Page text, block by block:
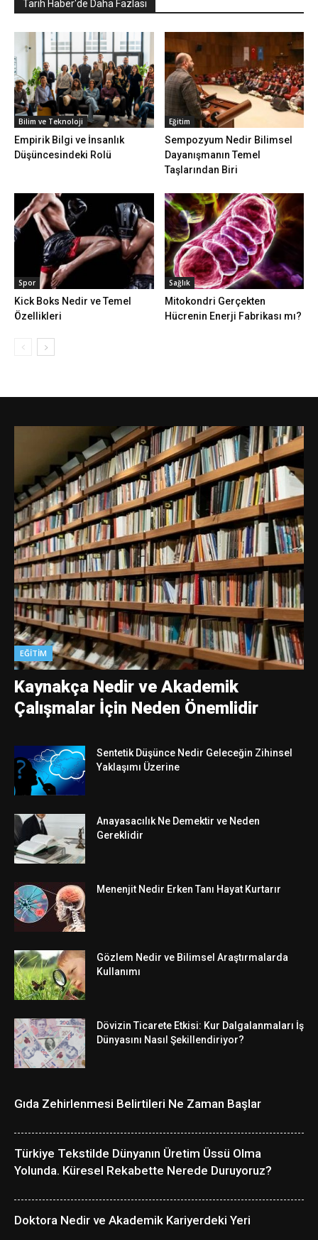
Tarih Haber'de Daha Fazlası
Bilim ve Teknoloji
Empirik Bilgi ve İnsanlık
Düşüncesindeki Rolü
Eğitim
Sempozyum Nedir Bilimsel
Dayanışmanın Temel
Taşlarından Biri
Spor
Kick Boks Nedir ve Temel
Özellikleri
Sağlık
Mitokondri Gerçekten
Hücrenin Enerji Fabrikası mı?
EĞITIM
Kaynakça Nedir ve Akademik
Çalışmalar İçin Neden Önemlidir
Sentetik Düşünce Nedir Geleceğin Zihinsel
Yaklaşımı Üzerine
Anayasacılık Ne Demektir ve Neden
Gereklidir
Menenjit Nedir Erken Tanı Hayat Kurtarır
Gözlem Nedir ve Bilimsel Araştırmalarda
Kullanımı
Dövizin Ticarete Etkisi: Kur Dalgalanmaları İş
Dünyasını Nasıl Şekillendiriyor?
Gıda Zehirlenmesi Belirtileri Ne Zaman Başlar
Türkiye Tekstilde Dünyanın Üretim Üssü Olma
Yolunda. Küresel Rekabette Nerede Duruyoruz?
Doktora Nedir ve Akademik Kariyerdeki Yeri